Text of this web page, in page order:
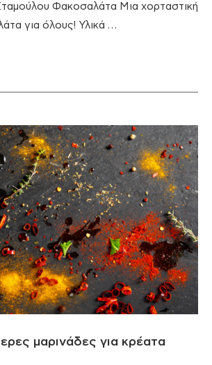
Φακοσαλάτα Μια χορταστική
για όλους! Υλικά …
μαρινάδες για κρέατα